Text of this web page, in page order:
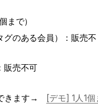
まで）
グのある会員）：販売不
販売不可
きます→
[デモ] 1人1個